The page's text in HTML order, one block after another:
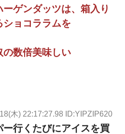
ゲンダッツは、箱入り
ショコララムを
の数倍美味しい
木) 22:17:27.98 ID:YIPZIP620
ー行くたびにアイスを買